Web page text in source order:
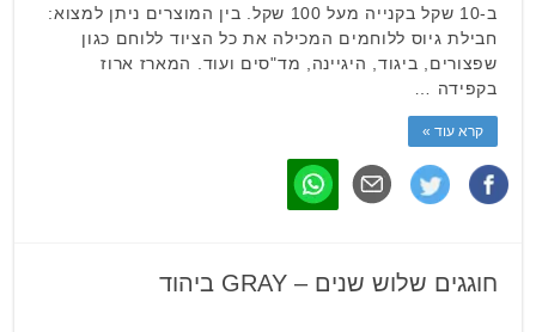
ב-10 שקל בקנייה מעל 100 שקל. בין המוצרים ניתן למצוא:
חבילת גיוס ללוחמים המכילה את כל הציוד ללוחם כגון
שפצורים, ביגוד, היגיינה, מד"סים ועוד. המארז ארוז
בקפידה …
קרא עוד »
חוגגים שלוש שנים – GRAY ביהוד